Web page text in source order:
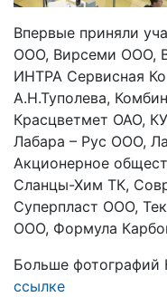
Впервые приняли
ООО, Вирсеми ООО,
ИНТРА Сервисная
А.Н.Туполева,
Красцветмет ОАО,
Лабара – Рус ООО,
Акционерное
Сланцы-Хим ТК,
Суперпласт ООО,
ООО, Формула
Больше фотографий
ссылке